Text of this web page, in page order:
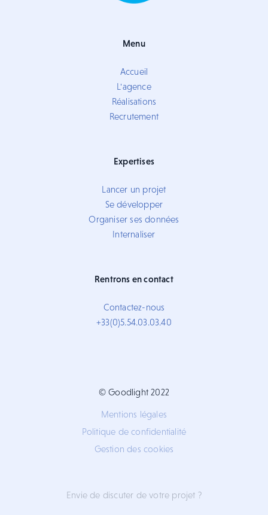
Menu
Accueil
L'agence
Réalisations
Recrutement
Expertises
Lancer un projet
Se développer
Organiser ses données
Internaliser
Rentrons en contact
Contactez-nous
+33(0)5.54.03.03.40
© Goodlight 2022
Mentions légales
Politique de confidentialité
Gestion des cookies
Envie de discuter de votre projet ?